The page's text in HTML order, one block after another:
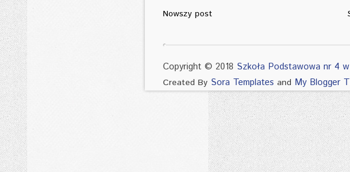
Nowszy post
Copyright © 2018 Szkoła Podstawowa nr 4
Created By Sora Templates and My Blogger